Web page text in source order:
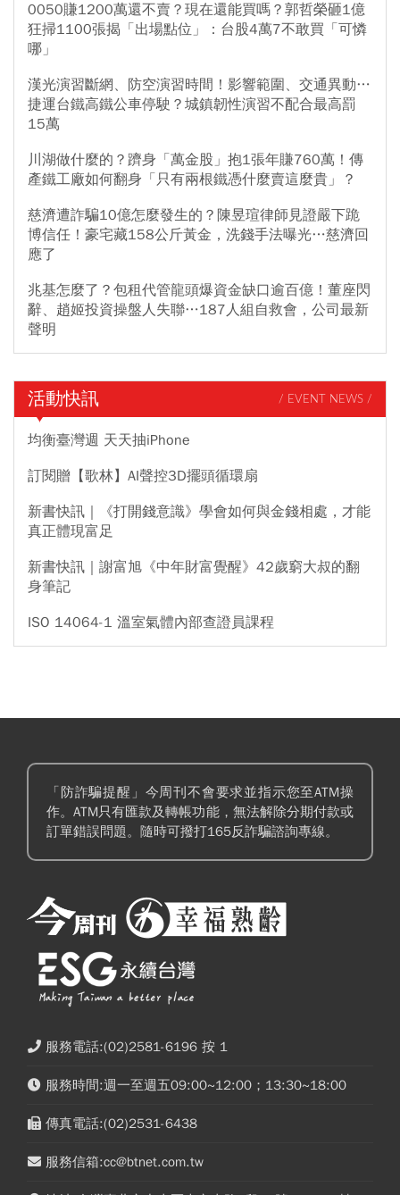
0050賺1200萬還不賣？現在還能買嗎？郭哲榮砸1億
狂掃1100張揭「出場點位」：台股4萬7不敢買「可憐
哪」
漢光演習斷網、防空演習時間！影響範圍、交通異動…
捷運台鐵高鐵公車停駛？城鎮韌性演習不配合最高罰
15萬
川湖做什麼的？躋身「萬金股」抱1張年賺760萬！傳
產鐵工廠如何翻身「只有兩根鐵憑什麼賣這麼貴」？
慈濟遭詐騙10億怎麼發生的？陳昱瑄律師見證嚴下跪
博信任！豪宅藏158公斤黃金，洗錢手法曝光…慈濟回
應了
兆基怎麼了？包租代管龍頭爆資金缺口逾百億！董座閃
辭、趙姬投資操盤人失聯…187人組自救會，公司最新
聲明
活動快訊 / EVENT NEWS /
均衡臺灣週 天天抽iPhone
訂閱贈【歌林】AI聲控3D擺頭循環扇
新書快訊｜《打開錢意識》學會如何與金錢相處，才能
真正體現富足
新書快訊｜謝富旭《中年財富覺醒》42歲窮大叔的翻
身筆記
ISO 14064-1 溫室氣體內部查證員課程
「防詐騙提醒」今周刊不會要求並指示您至ATM操
作。ATM只有匯款及轉帳功能，無法解除分期付款或
訂單錯誤問題。隨時可撥打165反詐騙諮詢專線。
服務電話:(02)2581-6196 按 1
服務時間:週一至週五09:00~12:00；13:30~18:00
傳真電話:(02)2531-6438
服務信箱:cc@btnet.com.tw